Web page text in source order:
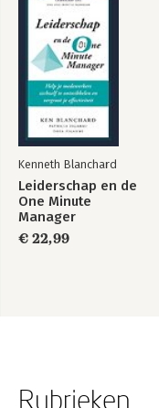
Kenneth Blanchard
Leiderschap en de
One Minute
Manager
€ 22,99
Rubrieken